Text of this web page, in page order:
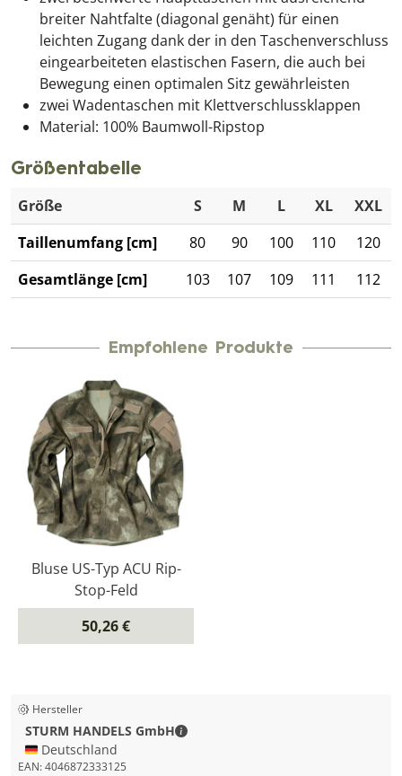
breiter Nahtfalte (diagonal genäht) für einen
leichten Zugang dank der in den Taschenverschluss
eingearbeiteten elastischen Fasern, die auch bei
Bewegung einen optimalen Sitz gewährleisten
zwei Wadentaschen mit Klettverschlussklappen
Material: 100% Baumwoll-Ripstop
Größentabelle
Größe S M L XL
XXL
Taillenumfang [cm]
80 90 100 110
120
Gesamtlänge [cm]
103 107 109 111 112
Empfohlene Produkte
Bluse US-Typ ACU Rip-
Stop-Feld
50,26 €
Hersteller
STURM HANDELS GmbH
STURM HANDELS GmbH -
🇩🇪 Deutschland
EAN:4046872333125